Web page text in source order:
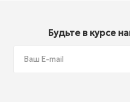
Будьте в курсе